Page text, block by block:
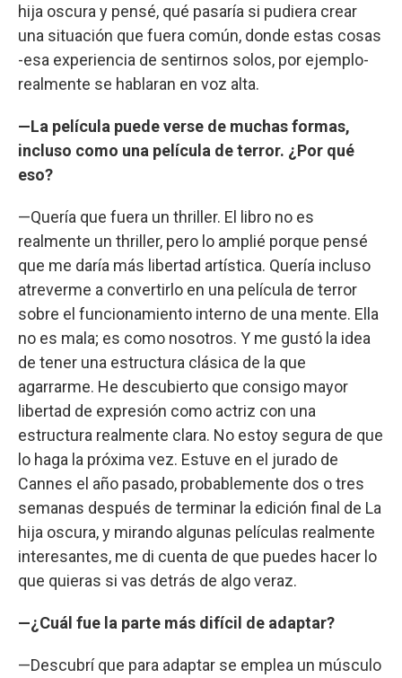
hija oscura y pensé, qué pasaría si pudiera crear
una situación que fuera común, donde estas cosas
-esa experiencia de sentirnos solos, por ejemplo-
realmente se hablaran en voz alta.
—La película puede verse de muchas formas,
incluso como una película de terror. ¿Por qué
eso?
—Quería que fuera un thriller. El libro no es
realmente un thriller, pero lo amplié porque pensé
que me daría más libertad artística. Quería incluso
atreverme a convertirlo en una película de terror
sobre el funcionamiento interno de una mente. Ella
no es mala; es como nosotros. Y me gustó la idea
de tener una estructura clásica de la que
agarrarme. He descubierto que consigo mayor
libertad de expresión como actriz con una
estructura realmente clara. No estoy segura de que
lo haga la próxima vez. Estuve en el jurado de
Cannes el año pasado, probablemente dos o tres
semanas después de terminar la edición final de La
hija oscura, y mirando algunas películas realmente
interesantes, me di cuenta de que puedes hacer lo
que quieras si vas detrás de algo veraz.
—¿Cuál fue la parte más difícil de adaptar?
—Descubrí que para adaptar se emplea un músculo